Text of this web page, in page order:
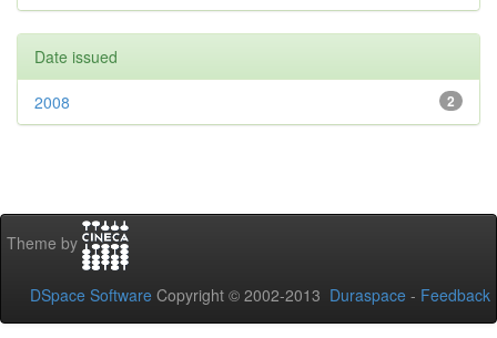
Date issued
2
2008
Theme by
DSpace Software Copyright © 2002-2013 Duraspace - Feedback